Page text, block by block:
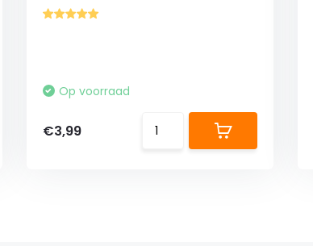
Op voorraad
€3,99